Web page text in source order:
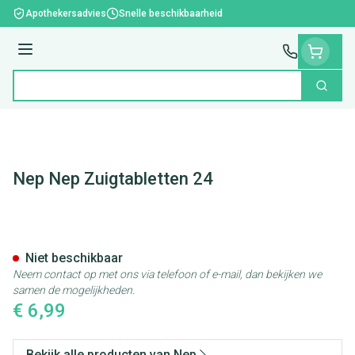
Ga naar de inhoud
Apothekersadvies Snelle beschikbaarheid
Menu
Zoek
Nep Nep Zuigtabletten 24
€ 6,99
Niet beschikbaar
Neem contact op met ons via telefoon of e-mail, dan bekijken we
samen de mogelijkheden.